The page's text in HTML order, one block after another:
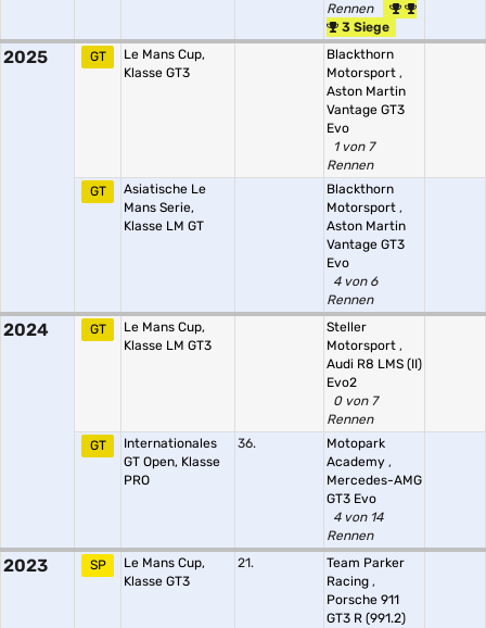
Rennen
3 Siege
2025 GT
Le Mans Cup,
Klasse GT3
Blackthorn
Motorsport ,
Aston Martin
Vantage GT3
Evo
1 von 7
Rennen
GT
Asiatische Le
Mans Serie,
Klasse LM GT
Blackthorn
Motorsport ,
Aston Martin
Vantage GT3
Evo
4 von 6
Rennen
2024 GT
Le Mans Cup,
Klasse LM GT3
Steller
Motorsport ,
Audi R8 LMS (II)
Evo2
0 von 7
Rennen
GT
Internationales
GT Open, Klasse
PRO
36.
Motopark
Academy ,
Mercedes-AMG
GT3 Evo
4 von 14
Rennen
2023 SP
Le Mans Cup,
Klasse GT3
21.
Team Parker
Racing ,
Porsche 911
GT3 R (991.2)